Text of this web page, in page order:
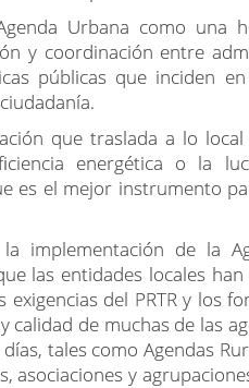
Urbana como una
y coordinación entre
públicas que inciden
que traslada a lo
energética o la
es el mejor instrumento
implementación de la
las entidades locales
del PRTR y los
de muchas de las
tales como Agendas
asociaciones y